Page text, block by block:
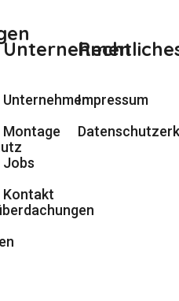
Unternehmen
Unternehmen
Montage
Jobs
Kontakt
Impressum